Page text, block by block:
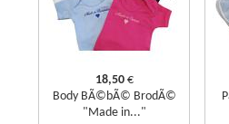
18,50€
Body BÃ©bÃ© BrodÃ©
"Made in..."